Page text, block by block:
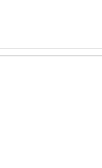
の知識がない方でも理解
アドバイザー、DCプラ
を執筆者・監修者として